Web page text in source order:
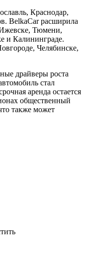
Краснодар,
BelkaCar расширила
Тюмени,
и Калининграде.
Челябинске,
драйверы роста
стал
аренда остается
общественный
также может